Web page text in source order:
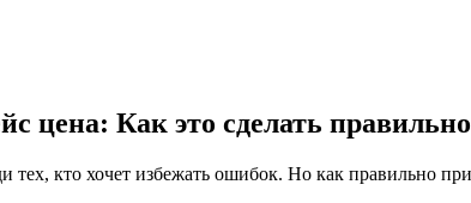
цена: Как это сделать правильно